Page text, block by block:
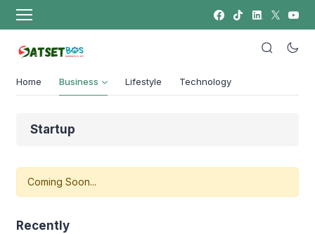
Home Business Lifestyle Technology
Startup
Coming Soon...
Recently